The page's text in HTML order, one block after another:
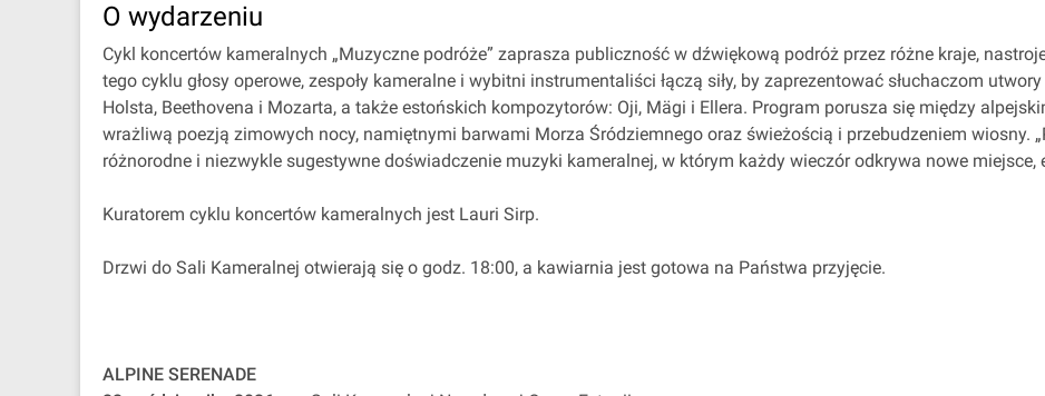
O wydarzeniu
Cykl koncertów kameralnych „Muzyczne podróże” zaprasza publiczność w dźwiękową podróż przez różne kraje,
tego cyklu głosy operowe, zespoły kameralne i wybitni instrumentaliści łączą siły, by zaprezentować słuchaczom
Holsta, Beethovena i Mozarta, a także estońskich kompozytorów: Oji, Mägi i Ellera. Program porusza się między
wrażliwą poezją zimowych nocy, namiętnymi barwami Morza Śródziemnego oraz świeżością i przebudzeniem wiosny.
różnorodne i niezwykle sugestywne doświadczenie muzyki kameralnej, w którym każdy wieczór odkrywa nowe miejsce,
Kuratorem cyklu koncertów kameralnych jest Lauri Sirp.
Drzwi do Sali Kameralnej otwierają się o godz. 18:00, a kawiarnia jest gotowa na Państwa przyjęcie.
ALPINE SERENADE